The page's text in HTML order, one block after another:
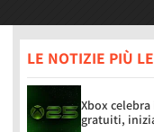
LE NOTIZIE PIÙ
Xbox
gratuiti,